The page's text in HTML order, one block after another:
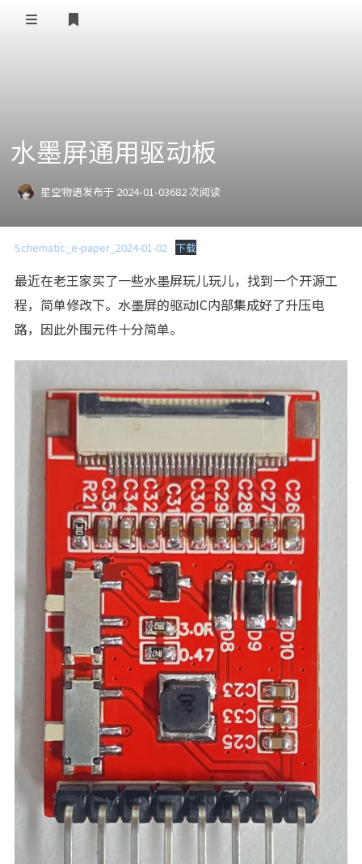
首页
水墨屏通用驱动板
星空物语发布于 2024-01-03682 次阅读
Schematic_e-paper_2024-01-02 下载
最近在老王家买了一些水墨屏玩儿玩儿，找到一个开源工
程，简单修改下。水墨屏的驱动IC内部集成好了升压电
路，因此外围元件十分简单。